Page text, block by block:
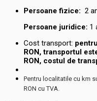
Persoane fizice: 2
Persoane juridice: 1
Cost transport:
RON, transportul
RON, costul de
Pentru localitatile cu km
RON cu TVA.